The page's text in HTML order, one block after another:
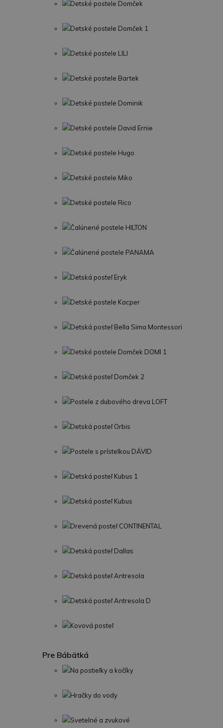
Detské postele Domček
Detské postele Domček 1
Detské postele LILI
Detské postele Bartek
Detské postele Dominik
Detské postele David Ernie
Detské postele Hugo
Detské postele Miko
Detské postele Rico
Čalúnené postele HILTON
Čalúnené postele PANAMA
Detská posteľ Eryk
Detské postele Kacper
Detská posteľ Bella Sima Montessori
Detské postele Domček DOMI 1
Detská posteľ Domček 2
Postele z dubového dreva LOFT
Detská posteľ Orbis
Postele s prístelkou DÁVID
Detská posteľ Kubus 1
Detská posteľ Kubus
Drevená posteľ CONTINENTAL
Detská posteľ Dallas
Detská posteľ Antresola
Detská posteľ Antresola D
Kovová posteľ
Pre Bábätká
Na postieľky a kočíky
Hračky do vody
Svetelné a zvukové